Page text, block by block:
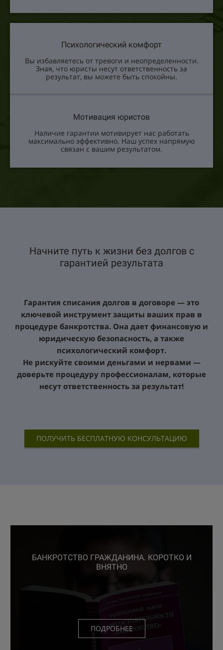
Психологический комфорт
Вы избавляетесь от тревоги и неопределенности.
Зная, что юристы несут ответственность за
результат, вы можете быть спокойны.
Мотивация юристов
Наличие гарантии мотивирует нас работать
максимально эффективно. Наш успех напрямую
связан с вашим результатом.
Начните путь к жизни без долгов с
гарантией результата
Гарантия списания долгов в договоре — это
ключевой инструмент защиты ваших прав в
процедуре банкротства. Она дает финансовую и
юридическую безопасность, а также
психологический комфорт.
Не рискуйте своими деньгами и нервами —
доверьте процедуру профессионалам, которые
несут ответственность за результат!
ПОЛУЧИТЬ БЕСПЛАТНУЮ КОНСУЛЬТАЦИЮ
БАНКРОТСТВО ГРАЖДАНИНА. КОРОТКО И
ВНЯТНО
ПОДРОБНЕЕ